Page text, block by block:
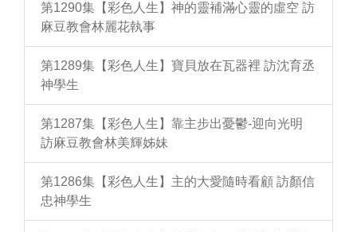
第1290集【彩色人生】神的靈補滿心靈的虛空 訪
麻豆教會林麗花執事
第1289集【彩色人生】寶貝放在瓦器裡 訪沈育丞
神學生
第1287集【彩色人生】靠主步出憂鬱-迎向光明
訪麻豆教會林美輝姊妹
第1286集【彩色人生】主的大愛隨時看顧 訪顏信
忠神學生